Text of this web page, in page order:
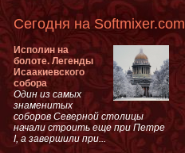
Сегодня на Softmixer.com
Исполин на
болоте. Легенды
Исаакиевского
собора
Один из самых
знаменитых
соборов Северной столицы
начали строить еще при Петре
I, а завершили при...